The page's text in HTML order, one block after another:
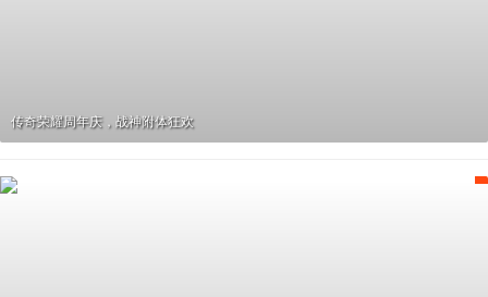
传奇荣耀周年庆，战神附体狂欢